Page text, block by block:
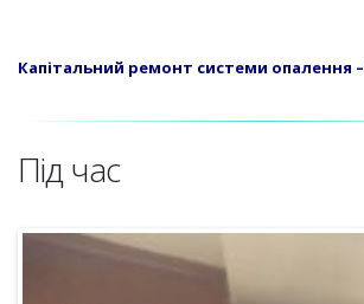
Капітальний ремонт системи опалення –
Під час